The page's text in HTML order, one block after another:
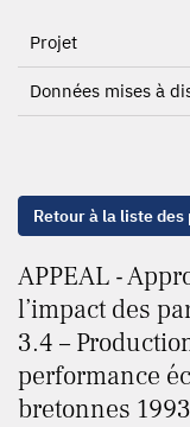
Projet
Données mises à
Retour à la liste
APPEAL -
l’impact des
3.4 –
performance
bretonnes